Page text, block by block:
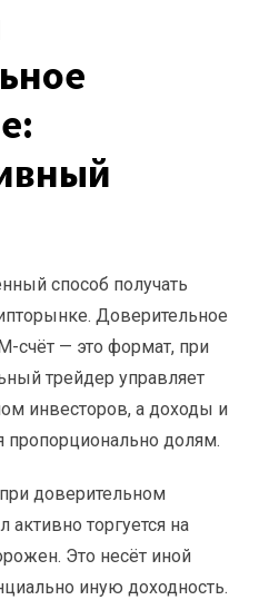
способ получать
Доверительное
счёт — это формат, при
трейдер управляет
инвесторов, а доходы и
пропорционально долям.
при доверительном
торгуется на
Это несёт иной
иную доходность.